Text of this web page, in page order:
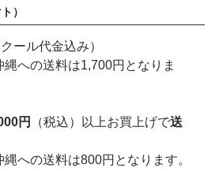
）
クール代金込み）
への送料は1,700円となりま
円 （税込）以上お買上げで送
への送料は800円となります。